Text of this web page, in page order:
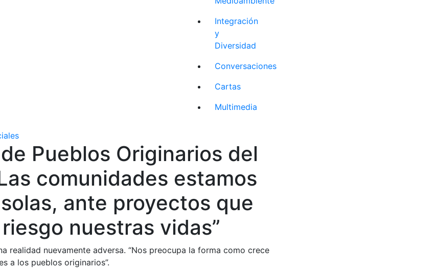
Integración
y
Diversidad
Conversaciones
Cartas
Multimedia
Pueblos Originarios del
comunidades estamos
ante proyectos que
nuestras vidas”
realidad nuevamente adversa. “Nos preocupa la forma como crece
a los pueblos originarios”.